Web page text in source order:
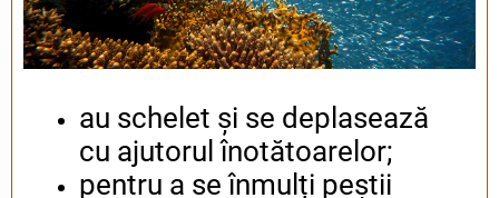
au schelet și se deplasează
cu ajutorul înotătoarelor;
pentru a se înmulți peștii